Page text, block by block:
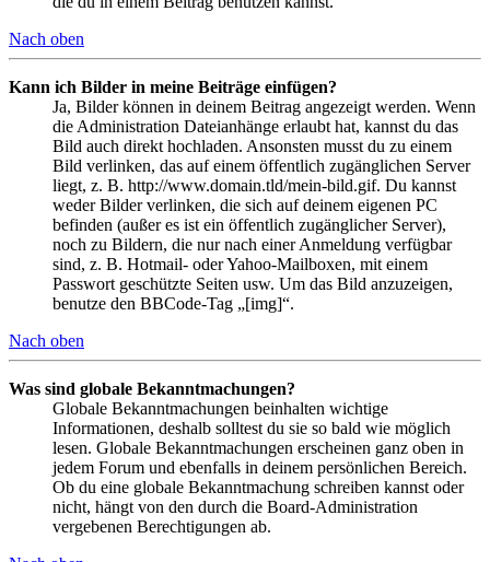
Nach oben
Kann ich Bilder in meine Beiträge einfügen?
Ja, Bilder können in deinem Beitrag angezeigt werden. Wenn
die Administration Dateianhänge erlaubt hat, kannst du das
Bild auch direkt hochladen. Ansonsten musst du zu einem
Bild verlinken, das auf einem öffentlich zugänglichen Server
liegt, z. B. http://www.domain.tld/mein-bild.gif. Du kannst
weder Bilder verlinken, die sich auf deinem eigenen PC
befinden (außer es ist ein öffentlich zugänglicher Server),
noch zu Bildern, die nur nach einer Anmeldung verfügbar
sind, z. B. Hotmail- oder Yahoo-Mailboxen, mit einem
Passwort geschützte Seiten usw. Um das Bild anzuzeigen,
benutze den BBCode-Tag „[img]“.
Nach oben
Was sind globale Bekanntmachungen?
Globale Bekanntmachungen beinhalten wichtige
Informationen, deshalb solltest du sie so bald wie möglich
lesen. Globale Bekanntmachungen erscheinen ganz oben in
jedem Forum und ebenfalls in deinem persönlichen Bereich.
Ob du eine globale Bekanntmachung schreiben kannst oder
nicht, hängt von den durch die Board-Administration
vergebenen Berechtigungen ab.